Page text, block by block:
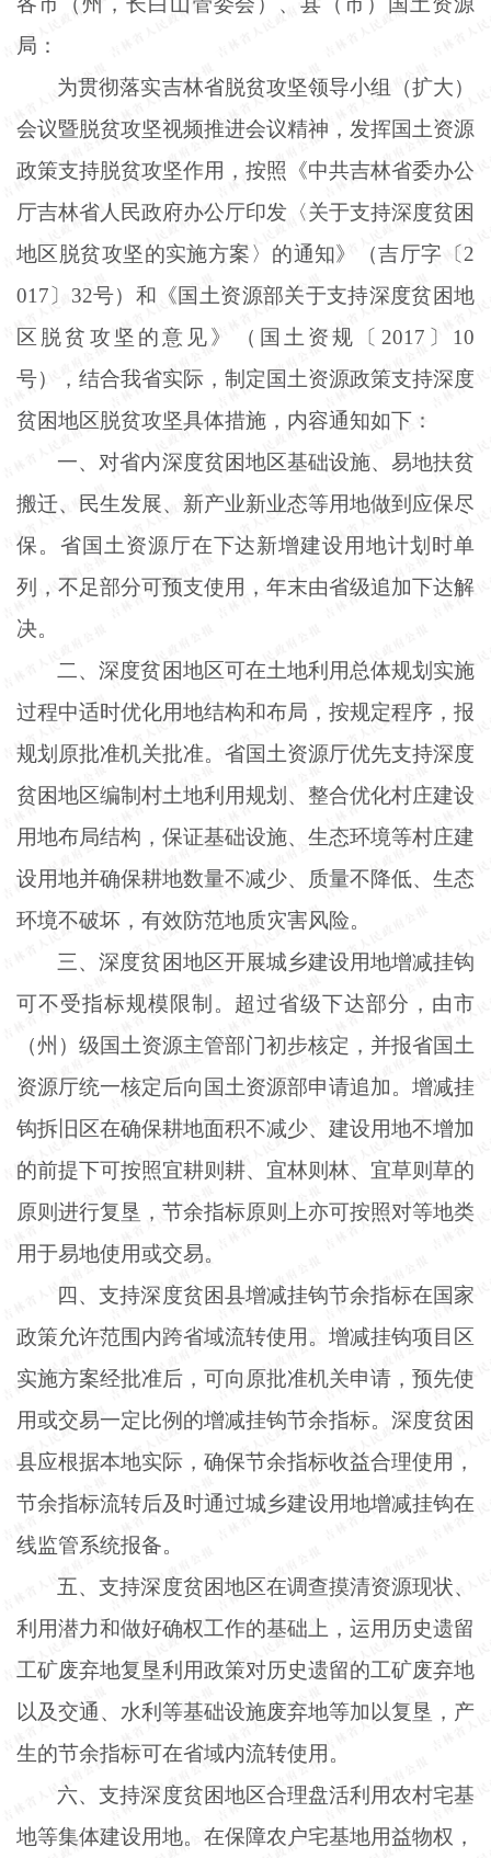
局：
为贯彻落实吉林省脱贫攻坚领导小组（扩大）
会议暨脱贫攻坚视频推进会议精神，发挥国土资源
政策支持脱贫攻坚作用，按照《中共吉林省委办公
厅吉林省人民政府办公厅印发〈关于支持深度贫困
地区脱贫攻坚的实施方案〉的通知》（吉厅字〔2
017〕32号）和《国土资源部关于支持深度贫困地
区脱贫攻坚的意见》（国土资规〔2017〕10
号），结合我省实际，制定国土资源政策支持深度
贫困地区脱贫攻坚具体措施，内容通知如下：
一、对省内深度贫困地区基础设施、易地扶贫
搬迁、民生发展、新产业新业态等用地做到应保尽
保。省国土资源厅在下达新增建设用地计划时单
列，不足部分可预支使用，年末由省级追加下达解
决。
二、深度贫困地区可在土地利用总体规划实施
过程中适时优化用地结构和布局，按规定程序，报
规划原批准机关批准。省国土资源厅优先支持深度
贫困地区编制村土地利用规划、整合优化村庄建设
用地布局结构，保证基础设施、生态环境等村庄建
设用地并确保耕地数量不减少、质量不降低、生态
环境不破坏，有效防范地质灾害风险。
三、深度贫困地区开展城乡建设用地增减挂钩
可不受指标规模限制。超过省级下达部分，由市
（州）级国土资源主管部门初步核定，并报省国土
资源厅统一核定后向国土资源部申请追加。增减挂
钩拆旧区在确保耕地面积不减少、建设用地不增加
的前提下可按照宜耕则耕、宜林则林、宜草则草的
原则进行复垦，节余指标原则上亦可按照对等地类
用于易地使用或交易。
四、支持深度贫困县增减挂钩节余指标在国家
政策允许范围内跨省域流转使用。增减挂钩项目区
实施方案经批准后，可向原批准机关申请，预先使
用或交易一定比例的增减挂钩节余指标。深度贫困
县应根据本地实际，确保节余指标收益合理使用，
节余指标流转后及时通过城乡建设用地增减挂钩在
线监管系统报备。
五、支持深度贫困地区在调查摸清资源现状、
利用潜力和做好确权工作的基础上，运用历史遗留
工矿废弃地复垦利用政策对历史遗留的工矿废弃地
以及交通、水利等基础设施废弃地等加以复垦，产
生的节余指标可在省域内流转使用。
六、支持深度贫困地区合理盘活利用农村宅基
地等集体建设用地。在保障农户宅基地用益物权，